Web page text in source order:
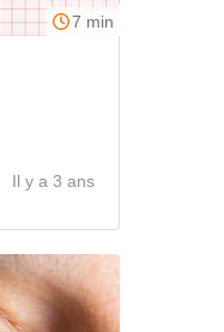
7 min
Il y a 3 ans